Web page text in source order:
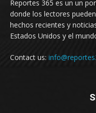
Reportes 365 es un un
donde los lectores
hechos recientes y
Estados Unidos y el
Contact us: